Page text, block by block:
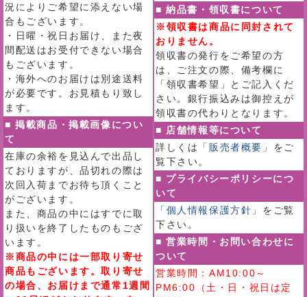
況によりご希望に添えない場
合もございます。
・日曜・祝日お届け、また夜
間配送はお受付できない場合
もございます。
・海外へのお届けは別途送料
が必要です。お見積もり致し
ます。
■ 掲載商品・掲載画像につい
て
在庫の余裕を見込んで出品し
ておりますが、品切れの際は
次回入荷までお待ち頂くこと
がございます。
また、商品の中にはすでに取
り扱いを終了したものもござ
います。
※商品の中には一部取り寄せ
商品もございます。取り寄せ
の場合、お届けまで通常1週間
■ 納品書・領収書について
※領収書は商品に同封されて
おりません。
領収書の発行をご希望の方
は、ご注文の際、備考欄に
「領収書希望」とご記入くだ
さい。銀行振込みは御控えが
領収書の代わりとなります。
■ 店舗情報等について
詳しくは
「販売者概要」 をご
覧下さい。
■ プライバシーポリシーにつ
いて
「個人情報保護方針」 をご覧
下さい。
■ 営業時間・お問い合わせに
ついて
営業時間：AM10:00～
PM6:00（土・日・祝日は定